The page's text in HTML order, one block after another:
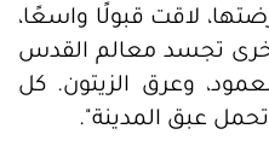
لاقت قبولًا واسعًا،
تجسد معالم القدس
وعرق الزيتون. كل
عبق المدينة".